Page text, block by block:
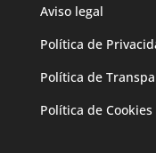
Aviso legal
Política de
Política de
Política de Cookies